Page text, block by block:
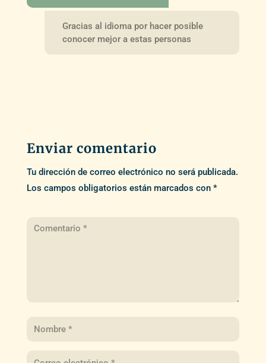
Gracias al idioma por hacer posible
conocer mejor a estas personas
Enviar comentario
Tu dirección de correo electrónico no será publicada.
Los campos obligatorios están marcados con *